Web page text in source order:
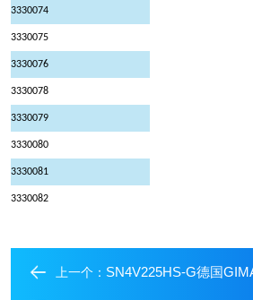
3330074
3330075
3330076
3330078
3330079
3330080
3330081
3330082
上一个： SN4V225HS-G德国GIMATIC吉